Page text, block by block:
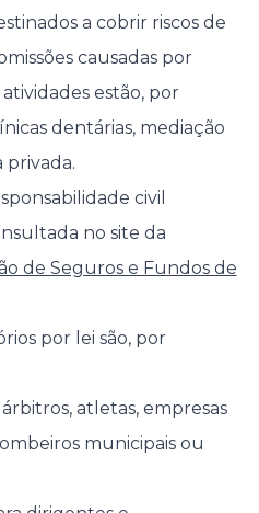
a cobrir riscos de
causadas por
estão, por
dentárias, mediação
privada.
civil
no site da
de Seguros e Fundos de
por lei são, por
atletas, empresas
municipais ou